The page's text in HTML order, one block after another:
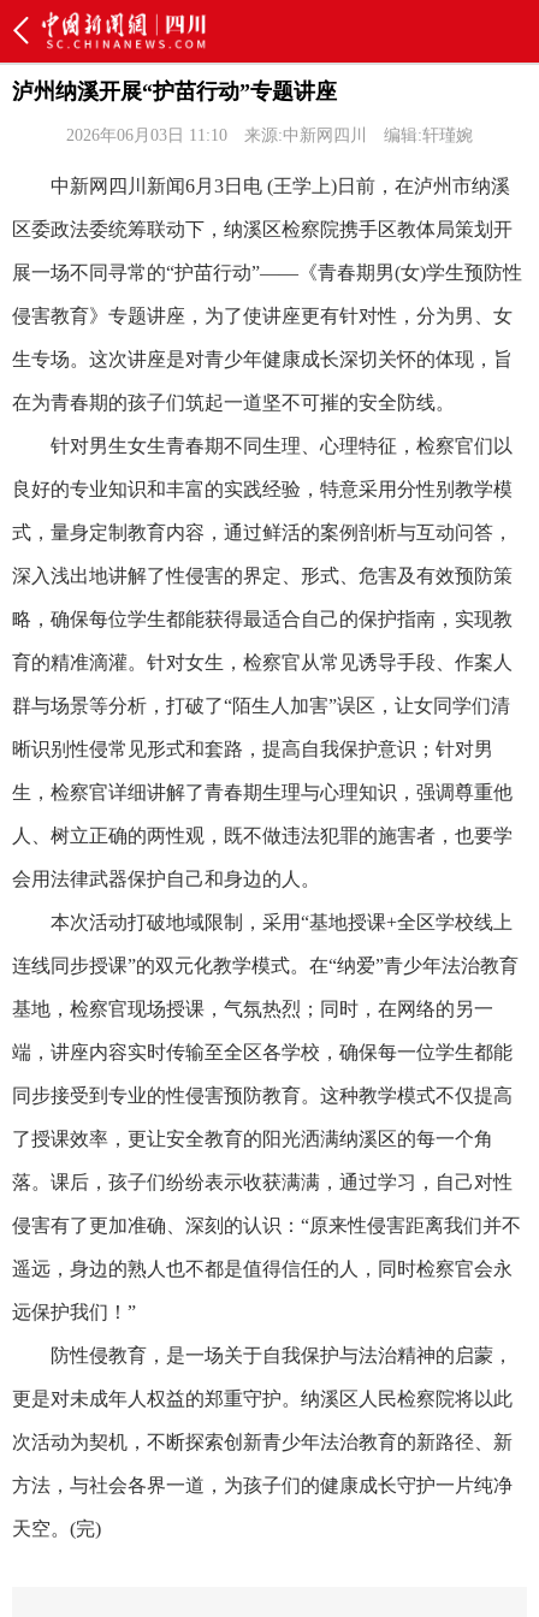
泸州纳溪开展“护苗行动”专题讲座
2026年06月03日 11:10 来源:中新网四川 编辑:轩瑾婉
中新网四川新闻6月3日电 (王学上)日前，在泸州市纳溪
区委政法委统筹联动下，纳溪区检察院携手区教体局策划开
展一场不同寻常的“护苗行动”——《青春期男(女)学生预防性
侵害教育》专题讲座，为了使讲座更有针对性，分为男、女
生专场。这次讲座是对青少年健康成长深切关怀的体现，旨
在为青春期的孩子们筑起一道坚不可摧的安全防线。
针对男生女生青春期不同生理、心理特征，检察官们以
良好的专业知识和丰富的实践经验，特意采用分性别教学模
式，量身定制教育内容，通过鲜活的案例剖析与互动问答，
深入浅出地讲解了性侵害的界定、形式、危害及有效预防策
略，确保每位学生都能获得最适合自己的保护指南，实现教
育的精准滴灌。针对女生，检察官从常见诱导手段、作案人
群与场景等分析，打破了“陌生人加害”误区，让女同学们清
晰识别性侵常见形式和套路，提高自我保护意识；针对男
生，检察官详细讲解了青春期生理与心理知识，强调尊重他
人、树立正确的两性观，既不做违法犯罪的施害者，也要学
会用法律武器保护自己和身边的人。
本次活动打破地域限制，采用“基地授课+全区学校线上
连线同步授课”的双元化教学模式。在“纳爱”青少年法治教育
基地，检察官现场授课，气氛热烈；同时，在网络的另一
端，讲座内容实时传输至全区各学校，确保每一位学生都能
同步接受到专业的性侵害预防教育。这种教学模式不仅提高
了授课效率，更让安全教育的阳光洒满纳溪区的每一个角
落。课后，孩子们纷纷表示收获满满，通过学习，自己对性
侵害有了更加准确、深刻的认识：“原来性侵害距离我们并不
遥远，身边的熟人也不都是值得信任的人，同时检察官会永
远保护我们！”
防性侵教育，是一场关于自我保护与法治精神的启蒙，
更是对未成年人权益的郑重守护。纳溪区人民检察院将以此
次活动为契机，不断探索创新青少年法治教育的新路径、新
方法，与社会各界一道，为孩子们的健康成长守护一片纯净
天空。(完)